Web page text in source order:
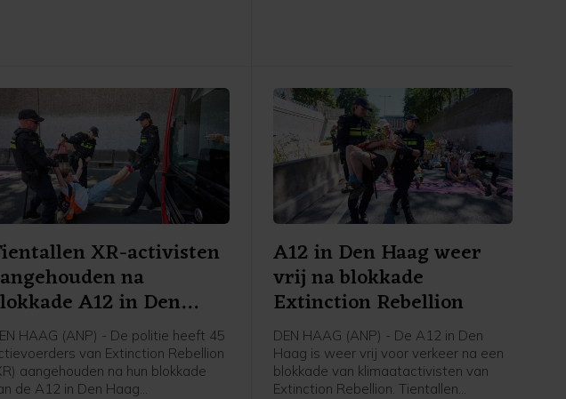
XR-activisten
na
A12 in Den
HAAG (ANP) - De politie heeft 45
van Extinction Rebellion
aangehouden na hun blokkade
de A12 in Den Haag
A12 in Den Haag weer
vrij na blokkade
Extinction Rebellion
DEN HAAG (ANP) - De A12 in Den
Haag is weer vrij voor verkeer na een
blokkade van klimaatactivisten van
Extinction Rebellion. Tientallen